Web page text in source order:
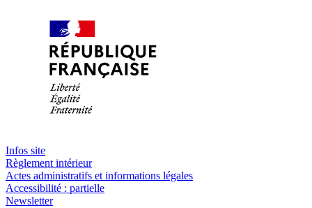
Infos site
Règlement intérieur
Actes administratifs et informations légales
Accessibilité : partielle
Newsletter